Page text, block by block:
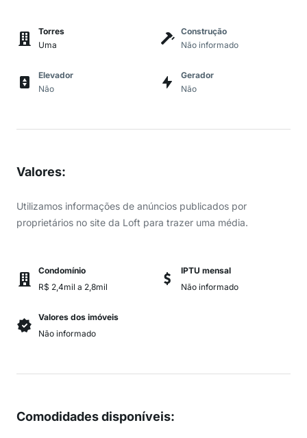
Torres
Uma
Construção
Não informado
Elevador
Não
Gerador
Não
Valores:
Utilizamos informações de anúncios publicados por
proprietários no site da Loft para trazer uma média.
Condomínio
R$ 2,4mil a 2,8mil
IPTU mensal
Não informado
Valores dos imóveis
Não informado
Comodidades disponíveis: